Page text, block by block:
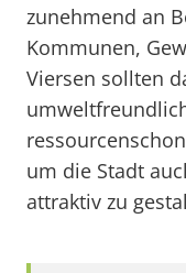
zunehmend an
Kommunen,
Viersen sollten
um die Stadt
attraktiv zu